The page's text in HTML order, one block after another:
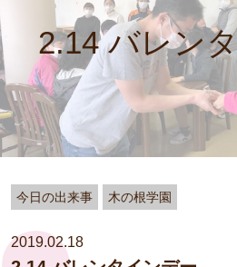
2.14 バレン
今日の出来事 木の根学園
2019.02.18